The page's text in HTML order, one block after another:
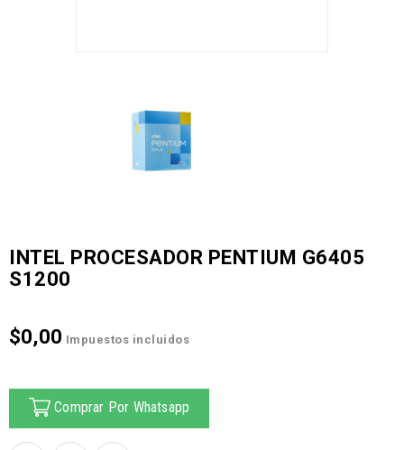
INTEL PROCESADOR PENTIUM G6405
S1200
$0,00 Impuestos incluidos
Comprar Por Whatsapp